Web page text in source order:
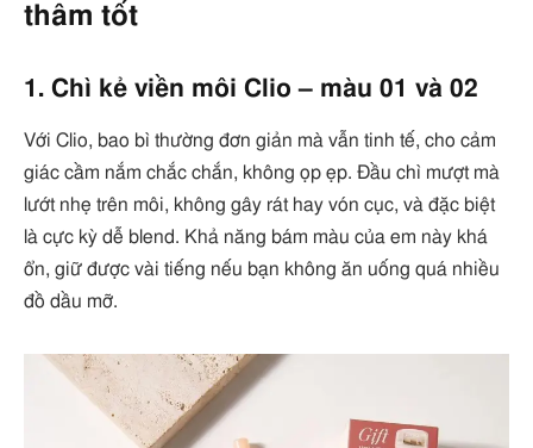
thâm tốt
1. Chì kẻ viền môi Clio – màu 01 và 02
Với Clio, bao bì thường đơn giản mà vẫn tinh tế, cho cảm
giác cầm nắm chắc chắn, không ọp ẹp. Đầu chì mượt mà
lướt nhẹ trên môi, không gây rát hay vón cục, và đặc biệt
là cực kỳ dễ blend. Khả năng bám màu của em này khá
ổn, giữ được vài tiếng nếu bạn không ăn uống quá nhiều
đồ dầu mỡ.